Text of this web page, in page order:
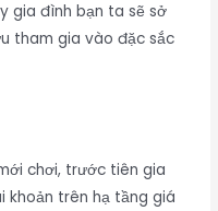
gia đình bạn ta sẽ sở
tham gia vào đặc sắc
chơi, trước tiên gia
khoản trên hạ tầng giá